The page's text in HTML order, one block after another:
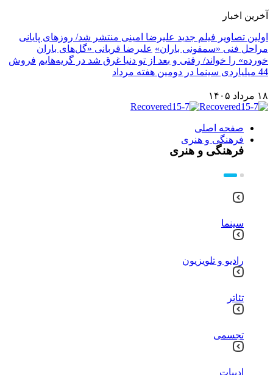
آخرین اخبار
اولین تصاویر فیلم جدید علیرضا امینی منتشر شد/ روزهای پایانی
مراحل فنی «سمفونی باران» علیرضا قربانی «گل‌های باران
خورده» را خواند/ رفتی و بعد از تو دنیا غرق شد در گریه‌هایم فروش
44 میلیاردی سینما در دومین هفته مرداد
۱۸ مرداد ۱۴۰۵
صفحه اصلی
فرهنگی و هنری
فرهنگی و هنری
سینما
رادیو و تلویزیون
تئاتر
تجسمی
ادبیات